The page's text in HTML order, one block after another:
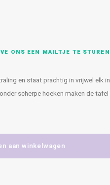
ONS EEN MAILTJE TE
en staat prachtig in vrijwel elk
scherpe hoeken maken de
aan winkelwagen